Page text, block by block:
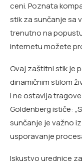
ceni. Poznata
stik za sunčanje sa
trenutno na
internetu možete
Ovaj zaštitni stik je
dinamičnim stilom
i ne ostavlja tragove
Goldenberg ističe:
sunčanje je važno
usporavanje
Iskustvo urednice